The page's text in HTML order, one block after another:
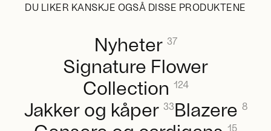
DU LIKER KANSKJE OGSÅ DISSE PRODUKTENE
Nyheter 37
Signature Flower
Collection 124
Jakker og kåper 33Blazere 8
15